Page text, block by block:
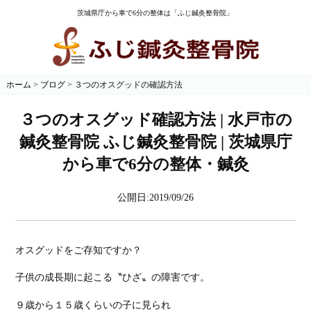
茨城県庁から車で6分の整体は「ふじ鍼灸整骨院」
ホーム > ブログ> ３つのオスグッドの確認方法
３つのオスグッド確認方法 | 水戸市の
鍼灸整骨院 ふじ鍼灸整骨院 | 茨城県庁
から車で6分の整体・鍼灸
公開日:2019/09/26
オスグッドをご存知ですか？
子供の成長期に起こる〝ひざ〟の障害です。
９歳から１５歳くらいの子に見られ